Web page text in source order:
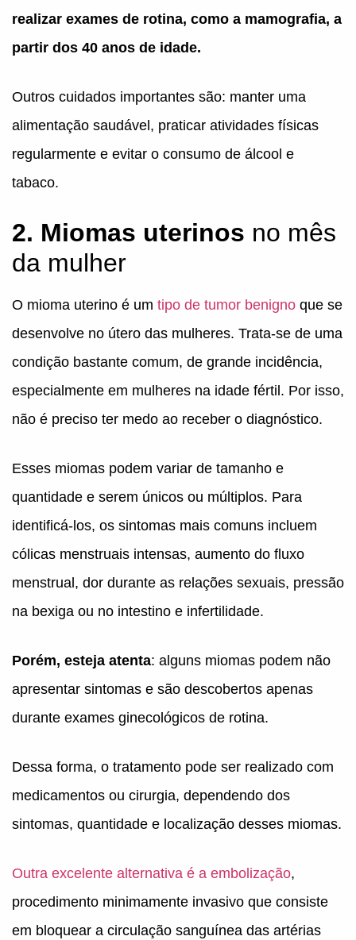
realizar exames de rotina, como a mamografia, a
partir dos 40 anos de idade.
Outros cuidados importantes são: manter uma
alimentação saudável, praticar atividades físicas
regularmente e evitar o consumo de álcool e
tabaco.
2. Miomas uterinos no mês
da mulher
O mioma uterino é um tipo de tumor benigno que se
desenvolve no útero das mulheres. Trata-se de uma
condição bastante comum, de grande incidência,
especialmente em mulheres na idade fértil. Por isso,
não é preciso ter medo ao receber o diagnóstico.
Esses miomas podem variar de tamanho e
quantidade e serem únicos ou múltiplos. Para
identificá-los, os sintomas mais comuns incluem
cólicas menstruais intensas, aumento do fluxo
menstrual, dor durante as relações sexuais, pressão
na bexiga ou no intestino e infertilidade.
Porém, esteja atenta: alguns miomas podem não
apresentar sintomas e são descobertos apenas
durante exames ginecológicos de rotina.
Dessa forma, o tratamento pode ser realizado com
medicamentos ou cirurgia, dependendo dos
sintomas, quantidade e localização desses miomas.
Outra excelente alternativa é a embolização,
procedimento minimamente invasivo que consiste
em bloquear a circulação sanguínea das artérias